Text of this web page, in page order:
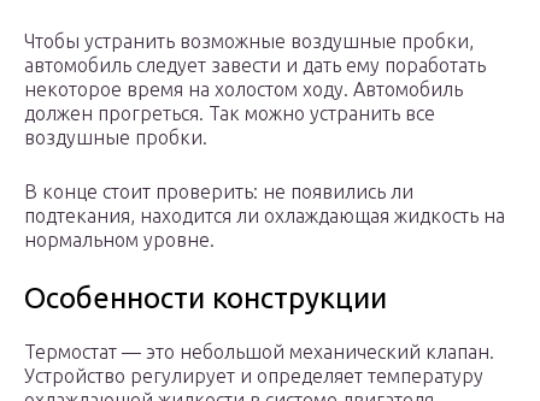
Чтобы устранить возможные воздушные пробки,
автомобиль следует завести и дать ему поработать
некоторое время на холостом ходу. Автомобиль
должен прогреться. Так можно устранить все
воздушные пробки.
В конце стоит проверить: не появились ли
подтекания, находится ли охлаждающая жидкость на
нормальном уровне.
Особенности конструкции
Термостат — это небольшой механический клапан.
Устройство регулирует и определяет температуру